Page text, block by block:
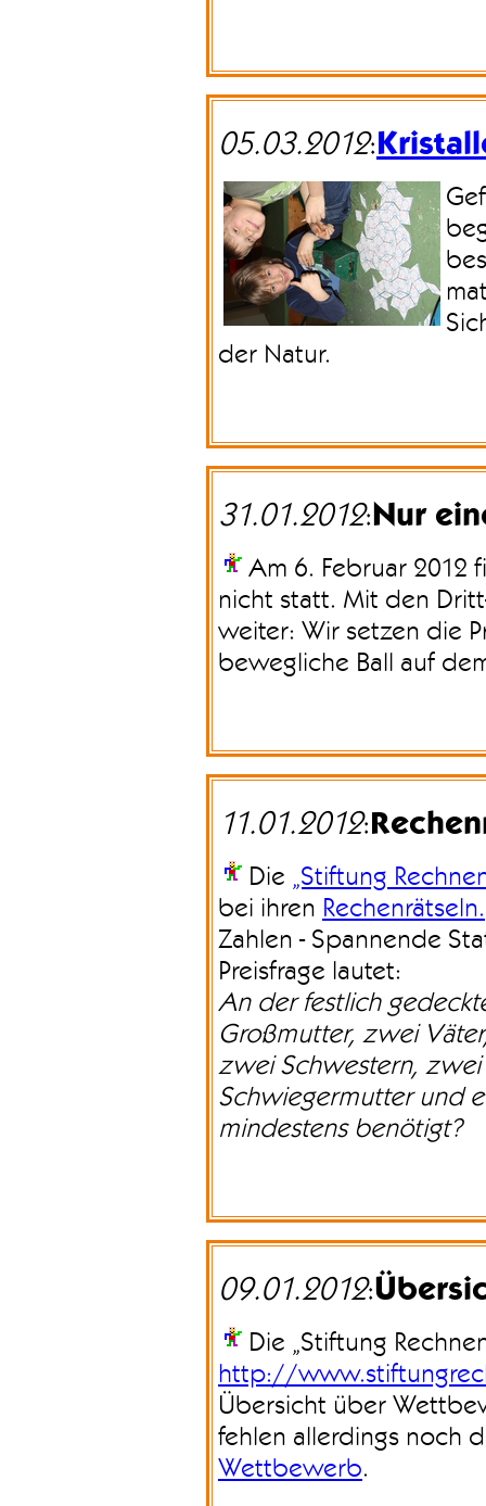
05.03.2012:
der Natur.
31.01.2012:Nur
Am 6. Februar 2012
nicht statt. Mit den
weiter: Wir setzen die
bewegliche Ball auf
11.01.2012:
Die „Stiftung
bei ihren Rechenrätseln.
Zahlen - Spannende
Preisfrage lautet:
An der festlich
Großmutter, zwei
zwei Schwestern, zwei
Schwiegermutter und
mindestens benötigt?
09.01.2012:
Die „Stiftung
http://
Übersicht über
fehlen allerdings noch
Wettbewerb.